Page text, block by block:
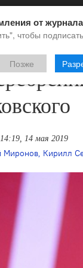
14:19, 14 мая 2019
Миронов, Кирилл
от
чтобы
Позже